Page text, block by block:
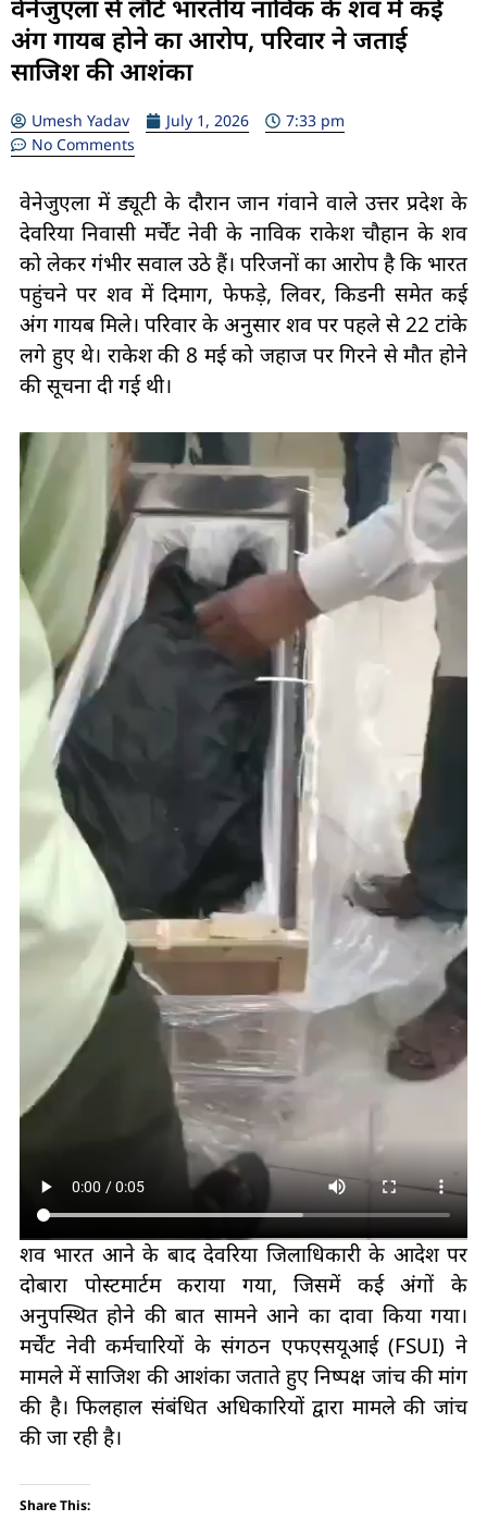
वेनेजुएला से लौटे भारतीय नाविक के शव में कई
अंग गायब होने का आरोप, परिवार ने जताई
साजिश की आशंका
Umesh Yadav July 1, 2026
7:33 pm
No Comments
वेनेजुएला में ड्यूटी के दौरान जान गंवाने वाले उत्तर प्रदेश के
देवरिया निवासी मर्चेंट नेवी के नाविक राकेश चौहान के शव
को लेकर गंभीर सवाल उठे हैं। परिजनों का आरोप है कि भारत
पहुंचने पर शव में दिमाग, फेफड़े, लिवर, किडनी समेत कई
अंग गायब मिले। परिवार के अनुसार शव पर पहले से 22 टांके
लगे हुए थे। राकेश की 8 मई को जहाज पर गिरने से मौत होने
की सूचना दी गई थी।
शव भारत आने के बाद देवरिया जिलाधिकारी के आदेश पर
दोबारा पोस्टमार्टम कराया गया, जिसमें कई अंगों के
अनुपस्थित होने की बात सामने आने का दावा किया गया।
मर्चेंट नेवी कर्मचारियों के संगठन एफएसयूआई (FSUI) ने
मामले में साजिश की आशंका जताते हुए निष्पक्ष जांच की मांग
की है। फिलहाल संबंधित अधिकारियों द्वारा मामले की जांच
की जा रही है।
Share This: